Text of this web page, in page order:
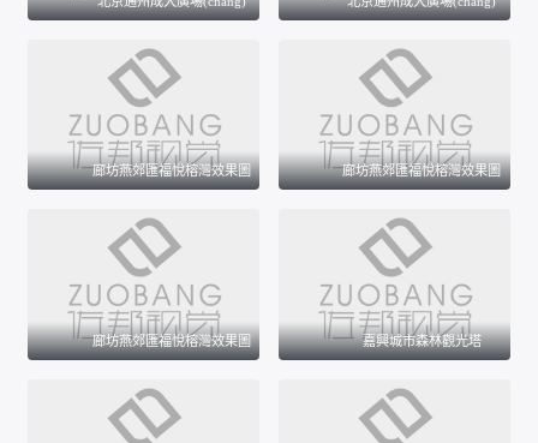
北京通州成大廣場(chǎng) 北京通州成大廣場(chǎng)